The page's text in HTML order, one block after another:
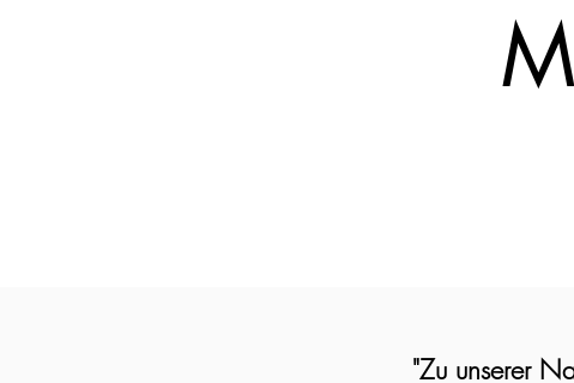
"Zu unserer